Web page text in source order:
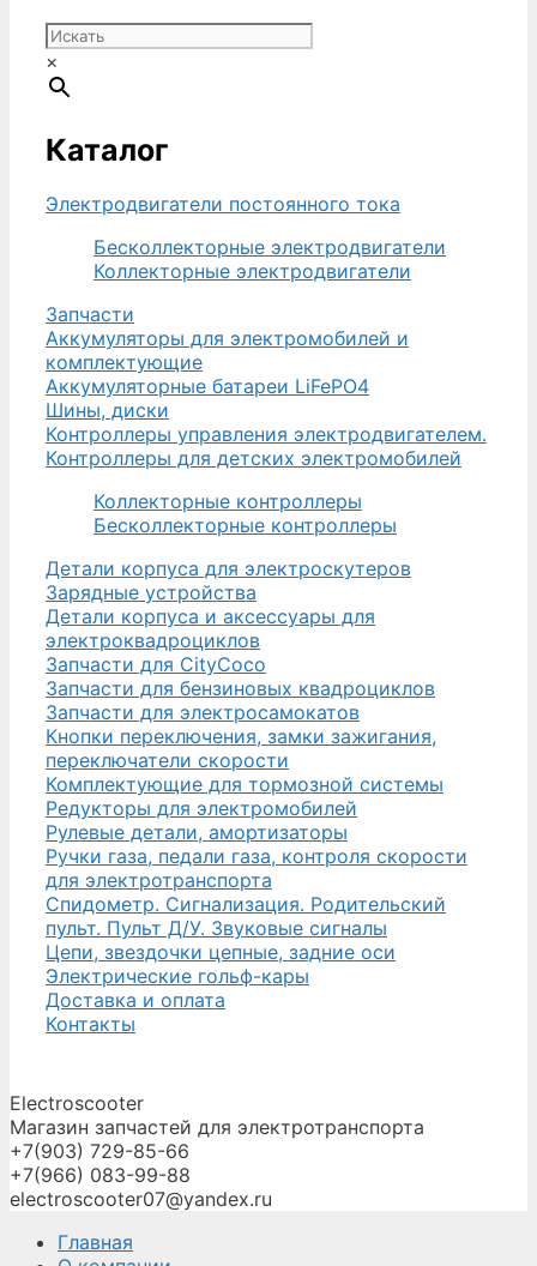
500,00
руб..
×
Каталог
Электродвигатели постоянного тока
Бесколлекторные электродвигатели
Коллекторные электродвигатели
Запчасти
Аккумуляторы для электромобилей и
комплектующие
Аккумуляторные батареи LiFePO4
Шины, диски
Контроллеры управления электродвигателем.
Контроллеры для детских электромобилей
Коллекторные контроллеры
Бесколлекторные контроллеры
Детали корпуса для электроскутеров
Зарядные устройства
Детали корпуса и аксессуары для
электроквадроциклов
Запчасти для CityCoco
Запчасти для бензиновых квадроциклов
Запчасти для электросамокатов
Кнопки переключения, замки зажигания,
переключатели скорости
Комплектующие для тормозной системы
Редукторы для электромобилей
Рулевые детали, амортизаторы
Ручки газа, педали газа, контроля скорости
для электротранспорта
Спидометр. Сигнализация. Родительский
пульт. Пульт Д/У. Звуковые сигналы
Цепи, звездочки цепные, задние оси
Электрические гольф-кары
Доставка и оплата
Контакты
Electroscooter
Магазин запчастей для электротранспорта
+7(903) 729-85-66
+7(966) 083-99-88
electroscooter07@yandex.ru
Главная